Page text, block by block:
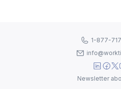
1-877-
Newsletter